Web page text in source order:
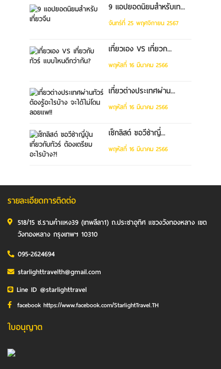
9 แอปยอดนิยมสำหรับเท...
จันทร์ที่ 25 พฤศจิกายน 2567
เที่ยวเอง VS เที่ยวก...
พฤหัสที่ 16 มีนาคม 2566
เที่ยวต่างประเทศผ่าน...
พฤหัสที่ 16 มีนาคม 2566
เช็กลิสต์ ขอวีซ่าญี่...
พฤหัสที่ 16 มีนาคม 2566
รายละเอียดการติดต่อ
518/15 ซ.รามคำแหง39 (เทพลีลา1) ถ.ประชาอุทิศ แขวงวังทองหลาง เขต
วังทองหลาง กรุงเทพฯ 10310
095-2624694
starlighttravelth@gmail.com
Line ID @starlighttravel
facebook https://www.facebook.com/StarlightTravel.TH
ใบอนุญาต